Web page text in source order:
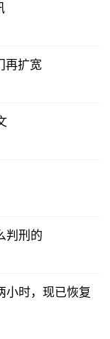
再扩宽
判刑的
小时，现已恢复